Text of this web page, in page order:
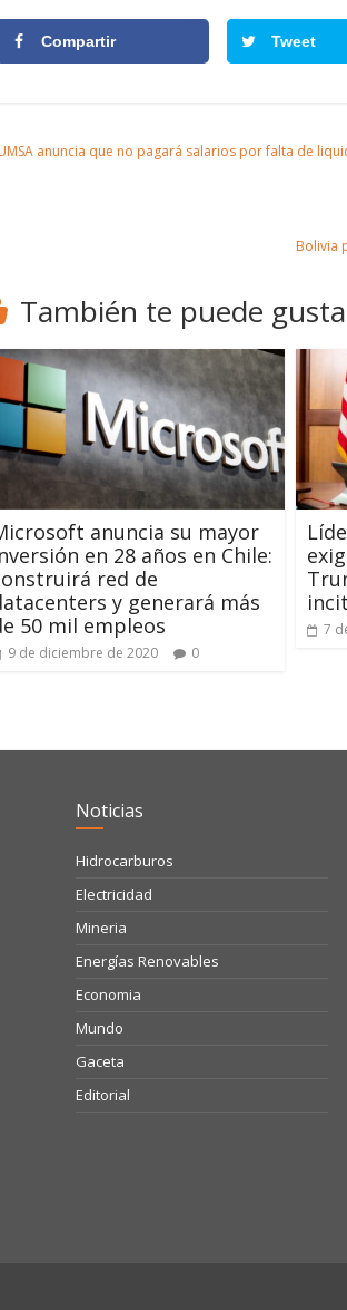
Compartir Tweet
anuncia que no pagará salarios por falta de
Bolivia
También te puede
anuncia su mayor
en 28 años en Chile:
red de
y generará más
50 mil empleos
9 de diciembre de 2020 0
7
Noticias
Hidrocarburos
Electricidad
Mineria
Energías Renovables
Economia
Mundo
Gaceta
Editorial